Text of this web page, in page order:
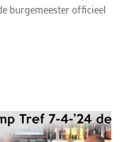
burgemeester officieel